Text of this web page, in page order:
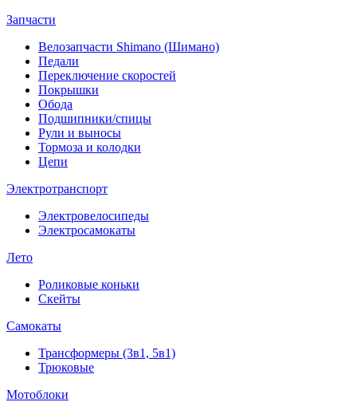
Запчасти
Велозапчасти Shimano (Шимано)
Педали
Переключение скоростей
Покрышки
Обода
Подшипники/спицы
Рули и выносы
Тормоза и колодки
Цепи
Электротранспорт
Электровелосипеды
Электросамокаты
Лето
Роликовые коньки
Скейты
Самокаты
Трансформеры (3в1, 5в1)
Трюковые
Мотоблоки